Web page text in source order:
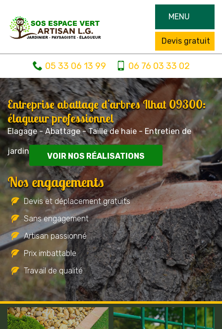
MENU
Devis gratuit
05 33 06 13 99 06 76 03 33 02
Entreprise abattage d'arbres Ilhat 09300:
élagueur professionnel
Elagage - Abattage - Taille de haie - Entretien de
jardin
VOIR NOS RÉALISATIONS
Nos engagements
Devis et déplacement gratuits
Sans engagement
Artisan passionné
Prix imbattable
Travail de qualité